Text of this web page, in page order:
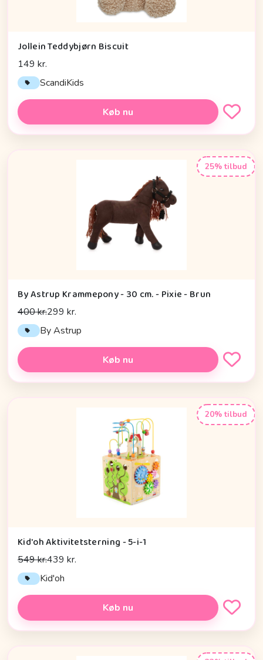
Jollein Teddybjørn Biscuit
149 kr.
ScandiKids
Køb nu
25% tilbud
By Astrup Krammepony - 30 cm. - Pixie - Brun
400 kr.299 kr.
By Astrup
Køb nu
20% tilbud
Kid'oh Aktivitetsterning - 5-i-1
549 kr.439 kr.
Kid'oh
Køb nu